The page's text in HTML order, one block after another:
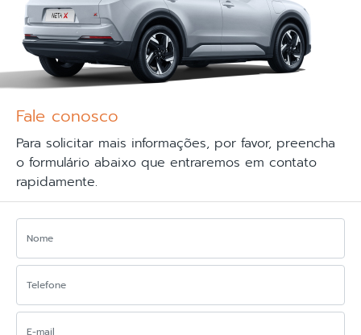
Fale conosco
Para solicitar mais informações, por favor, preencha
o formulário abaixo que entraremos em contato
rapidamente.